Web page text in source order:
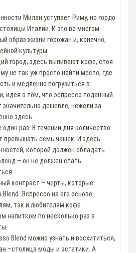
Милан уступает Риму, но гордо
Италии. И это во многом
образ жизни горожан и, конечно,
культуры.
город, здесь выпивают кофе, стоя
не так уж просто найти место, где
и медленно погрузиться в
идея о том, что эспрессо поданный
дешевле, нежели за
здесь.
раз. В течении дня количество
превышать семь чашек. И здесь
которой должен обладать
– он не должен стать
контраст – черты, которые
Эспрессо на его основе
так и любителям кофе
напитком по несколько раз в
Blend можно узнать и восхититься,
–столица моды и эстетики. А